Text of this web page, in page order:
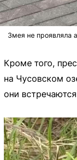
Змея не проявляла
Кроме того,
на Чусовском
они